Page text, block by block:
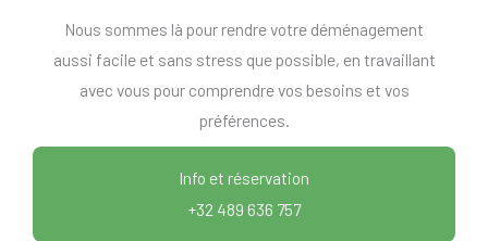
Nous sommes là pour rendre votre déménagement
aussi facile et sans stress que possible, en travaillant
avec vous pour comprendre vos besoins et vos
préférences.
Info et réservation
+32 489 636 757